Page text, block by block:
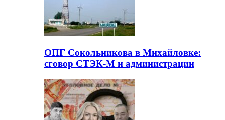
ОПГ Сокольникова в Михайловке:
сговор СТЭК-М и администрации